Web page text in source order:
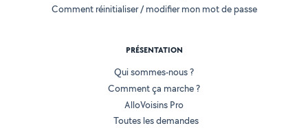
Comment réinitialiser / modifier mon mot de passe
PRÉSENTATION
Qui sommes-nous ?
Comment ça marche ?
AlloVoisins Pro
Toutes les demandes